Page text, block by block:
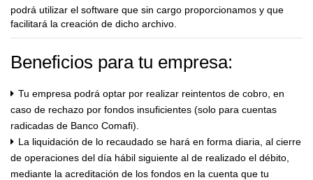
podrá utilizar el software que sin cargo proporcionamos y que
facilitará la creación de dicho archivo.
Beneficios para tu empresa:
Tu empresa podrá optar por realizar reintentos de cobro, en
caso de rechazo por fondos insuficientes (solo para cuentas
radicadas de Banco Comafi).
La liquidación de lo recaudado se hará en forma diaria, al cierre
de operaciones del día hábil siguiente al de realizado el débito,
mediante la acreditación de los fondos en la cuenta que tu